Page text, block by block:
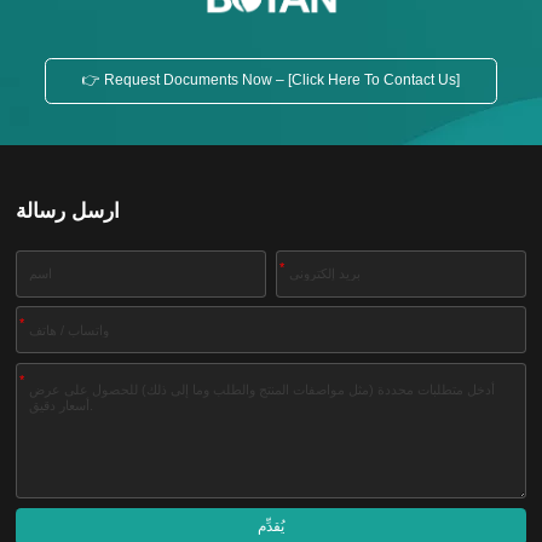
👉 Request Documents Now – [Click Here To Contact Us]
ارسل رسالة
*
*
*
يُقدِّم